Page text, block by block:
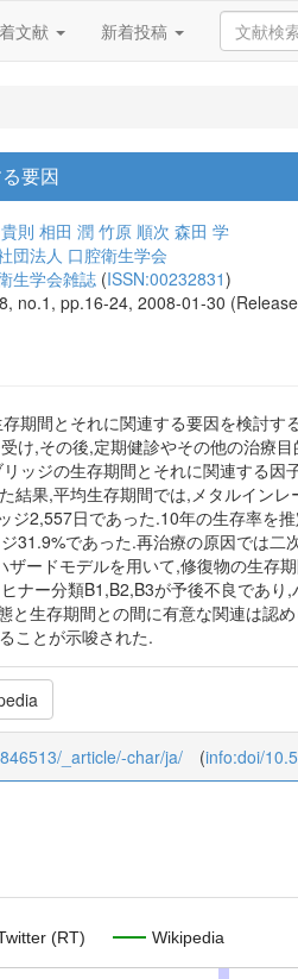
文献 新着投稿
要因
則 相田 潤 竹原 順次 森田 学
団法人 口腔衛生学会
生学会雑誌 (ISSN:00232831)
no.1, pp.16-24, 2008-01-30
期間とそれに関連する要因を検討
け,その後,定期健診やその他の治療
ッジの生存期間とそれに関連する
結果,平均生存期間では,メタルイン
ジ2,557日であった.10年の生存率を
31.9%であった.再治療の原因では
ードモデルを用いて,修復物の生存
ナー分類B1,B2,B3が予後不良であ
と生存期間との間に有意な関連は認
ことが示唆された.
_article/-char/ja/ (info:doi/
(RT) Wikipedia